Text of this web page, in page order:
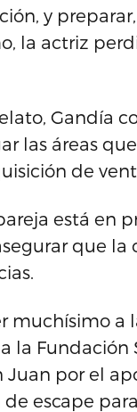
y
la actriz
Gandía
las áreas
de
está en
que
muchísimo a
la Fundación
por el
escape